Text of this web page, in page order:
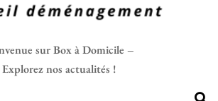
sur Box à Domicile –
Explorez nos actualités !